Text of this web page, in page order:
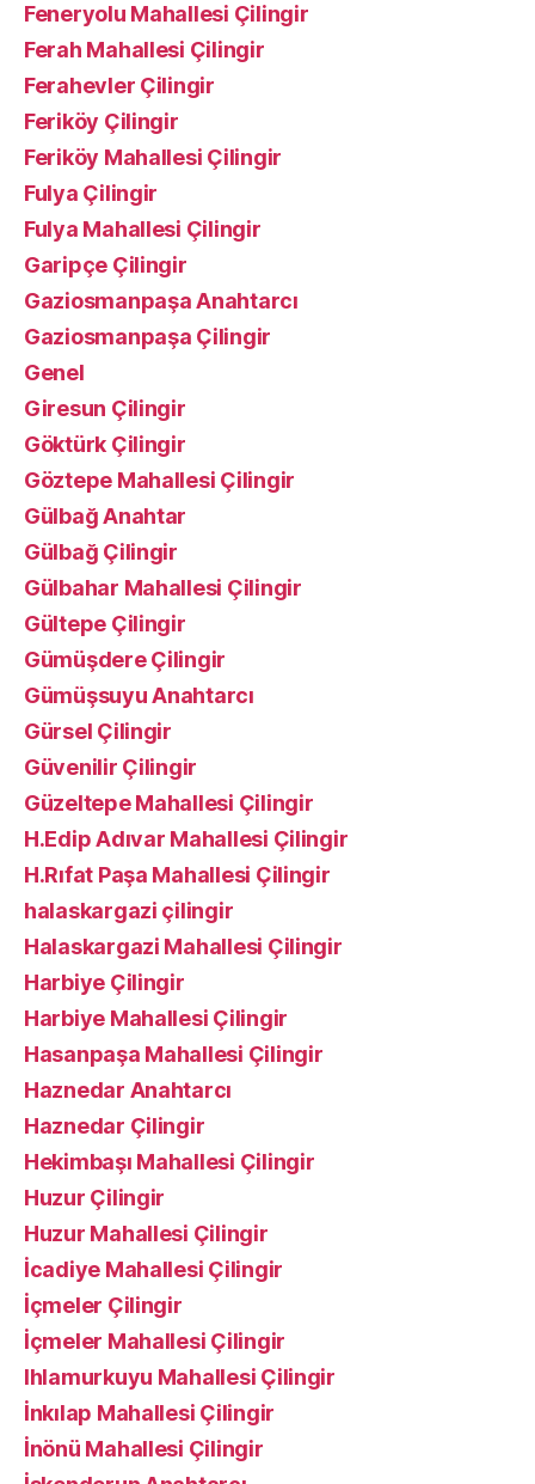
Feneryolu Mahallesi Çilingir
Ferah Mahallesi Çilingir
Ferahevler Çilingir
Feriköy Çilingir
Feriköy Mahallesi Çilingir
Fulya Çilingir
Fulya Mahallesi Çilingir
Garipçe Çilingir
Gaziosmanpaşa Anahtarcı
Gaziosmanpaşa Çilingir
Genel
Giresun Çilingir
Göktürk Çilingir
Göztepe Mahallesi Çilingir
Gülbağ Anahtar
Gülbağ Çilingir
Gülbahar Mahallesi Çilingir
Gültepe Çilingir
Gümüşdere Çilingir
Gümüşsuyu Anahtarcı
Gürsel Çilingir
Güvenilir Çilingir
Güzeltepe Mahallesi Çilingir
H.Edip Adıvar Mahallesi Çilingir
H.Rıfat Paşa Mahallesi Çilingir
halaskargazi çilingir
Halaskargazi Mahallesi Çilingir
Harbiye Çilingir
Harbiye Mahallesi Çilingir
Hasanpaşa Mahallesi Çilingir
Haznedar Anahtarcı
Haznedar Çilingir
Hekimbaşı Mahallesi Çilingir
Huzur Çilingir
Huzur Mahallesi Çilingir
İcadiye Mahallesi Çilingir
İçmeler Çilingir
İçmeler Mahallesi Çilingir
Ihlamurkuyu Mahallesi Çilingir
İnkılap Mahallesi Çilingir
İnönü Mahallesi Çilingir